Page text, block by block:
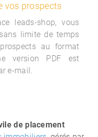
vos prospects
leads-shop, vous
limite de temps
au format
version PDF est
e-mail.
de placement